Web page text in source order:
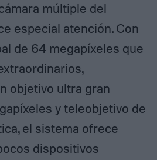
múltiple del
especial atención. Con
de 64 megapíxeles que
objetivo ultra gran
y teleobjetivo de
el sistema ofrece
dispositivos